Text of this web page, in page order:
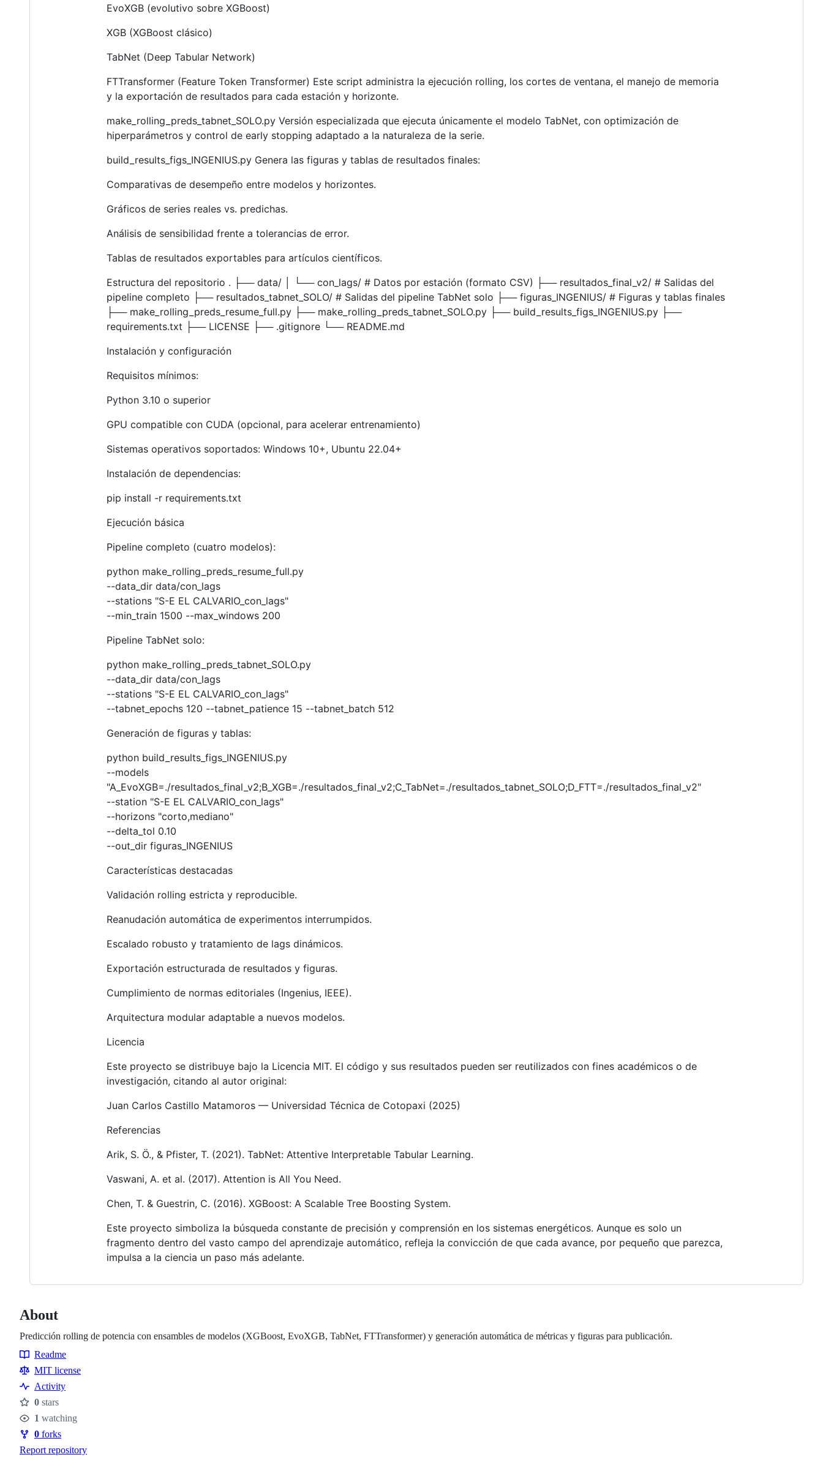
EvoXGB (evolutivo sobre XGBoost)
XGB (XGBoost clásico)
TabNet (Deep Tabular Network)
FTTransformer (Feature Token Transformer) Este script administra la ejecución rolling, los cortes de ventana, el manejo de memoria
y la exportación de resultados para cada estación y horizonte.
make_rolling_preds_tabnet_SOLO.py Versión especializada que ejecuta únicamente el modelo TabNet, con optimización de
hiperparámetros y control de early stopping adaptado a la naturaleza de la serie.
build_results_figs_INGENIUS.py Genera las figuras y tablas de resultados finales:
Comparativas de desempeño entre modelos y horizontes.
Gráficos de series reales vs. predichas.
Análisis de sensibilidad frente a tolerancias de error.
Tablas de resultados exportables para artículos científicos.
Estructura del repositorio . ├── data/ │ └── con_lags/ # Datos por estación (formato CSV) ├── resultados_final_v2/ # Salidas del
pipeline completo ├── resultados_tabnet_SOLO/ # Salidas del pipeline TabNet solo ├── figuras_INGENIUS/ # Figuras y tablas finales
├── make_rolling_preds_resume_full.py ├── make_rolling_preds_tabnet_SOLO.py ├── build_results_figs_INGENIUS.py ├──
requirements.txt ├── LICENSE ├── .gitignore └── README.md
Instalación y configuración
Requisitos mínimos:
Python 3.10 o superior
GPU compatible con CUDA (opcional, para acelerar entrenamiento)
Sistemas operativos soportados: Windows 10+, Ubuntu 22.04+
Instalación de dependencias:
pip install -r requirements.txt
Ejecución básica
Pipeline completo (cuatro modelos):
python make_rolling_preds_resume_full.py
--data_dir data/con_lags
--stations "S-E EL CALVARIO_con_lags"
--min_train 1500 --max_windows 200
Pipeline TabNet solo:
python make_rolling_preds_tabnet_SOLO.py
--data_dir data/con_lags
--stations "S-E EL CALVARIO_con_lags"
--tabnet_epochs 120 --tabnet_patience 15 --tabnet_batch 512
Generación de figuras y tablas:
python build_results_figs_INGENIUS.py
--models
"A_EvoXGB=./resultados_final_v2;B_XGB=./resultados_final_v2;C_TabNet=./resultados_tabnet_SOLO;D_FTT=./resultados_final_v2"
--station "S-E EL CALVARIO_con_lags"
--horizons "corto,mediano"
--delta_tol 0.10
--out_dir figuras_INGENIUS
Características destacadas
Validación rolling estricta y reproducible.
Reanudación automática de experimentos interrumpidos.
Escalado robusto y tratamiento de lags dinámicos.
Exportación estructurada de resultados y figuras.
Cumplimiento de normas editoriales (Ingenius, IEEE).
Arquitectura modular adaptable a nuevos modelos.
Licencia
Este proyecto se distribuye bajo la Licencia MIT. El código y sus resultados pueden ser reutilizados con fines académicos o de
investigación, citando al autor original:
Juan Carlos Castillo Matamoros — Universidad Técnica de Cotopaxi (2025)
Referencias
Arik, S. Ö., & Pfister, T. (2021). TabNet: Attentive Interpretable Tabular Learning.
Vaswani, A. et al. (2017). Attention is All You Need.
Chen, T. & Guestrin, C. (2016). XGBoost: A Scalable Tree Boosting System.
Este proyecto simboliza la búsqueda constante de precisión y comprensión en los sistemas energéticos. Aunque es solo un
fragmento dentro del vasto campo del aprendizaje automático, refleja la convicción de que cada avance, por pequeño que parezca,
impulsa a la ciencia un paso más adelante.
About
Predicción rolling de potencia con ensambles de modelos (XGBoost, EvoXGB, TabNet, FTTransformer) y generación automática de métricas y figuras para publicación.
Resources
Readme
MIT license
Activity
Stars
0 stars
Watchers
1 watching
Forks
0 forks
Report repository